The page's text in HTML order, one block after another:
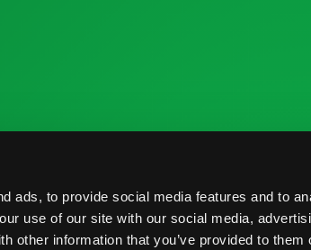
ads, to provide social media features and to
use of our site with our social media,
other information that you’ve provided to them
Recursos de Investigación
Informe de Cosecha